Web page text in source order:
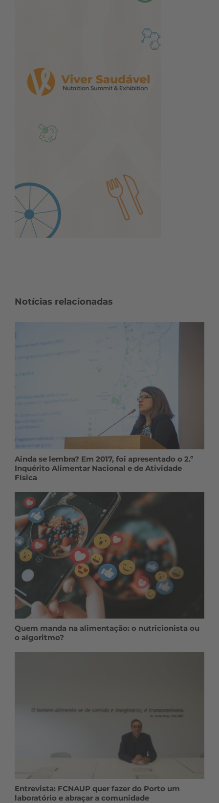
Notícias relacionadas
Ainda se lembra? Em 2017, foi apresentado o 2.º
Inquérito Alimentar Nacional e de Atividade
Física
Quem manda na alimentação: o nutricionista ou
o algoritmo?
Entrevista: FCNAUP quer fazer do Porto um
laboratório e abraçar a comunidade